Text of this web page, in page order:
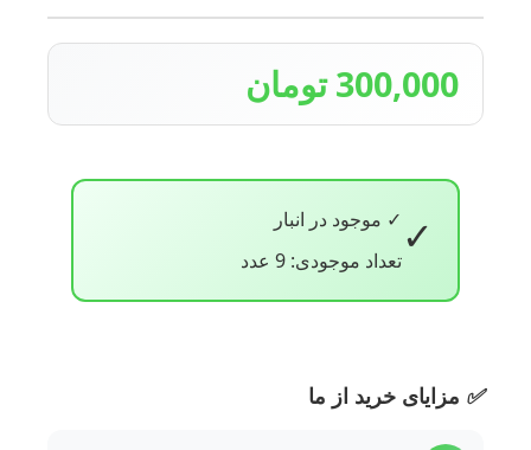
300,000 تومان
✓ ✓ موجود در انبار
تعداد موجودی: 9 عدد
✅ مزایای خرید از ما